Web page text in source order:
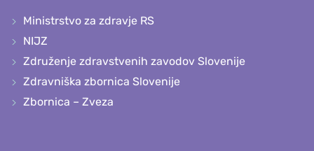
Ministrstvo za zdravje RS
NIJZ
Združenje zdravstvenih zavodov Slovenije
Zdravniška zbornica Slovenije
Zbornica – Zveza